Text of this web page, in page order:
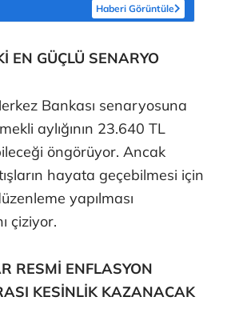
Haberi Görüntüle
EN GÜÇLÜ SENARYO
Bankası senaryosuna
aylığının 23.640 TL
öngörüyor. Ancak
hayata geçebilmesi için
yapılması
çiziyor.
RESMİ ENFLASYON
KESİNLİK KAZANACAK